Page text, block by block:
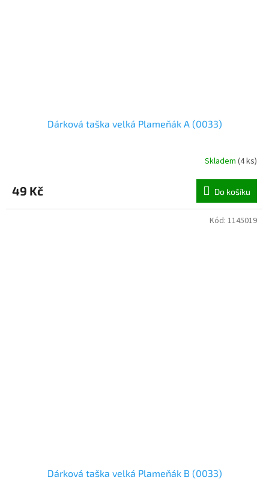
Dárková taška velká Plameňák A (0033)
Skladem (4 ks)
49 Kč Do košíku
Dárková taška velká Plameňák B (0033)
Kód: 1145019